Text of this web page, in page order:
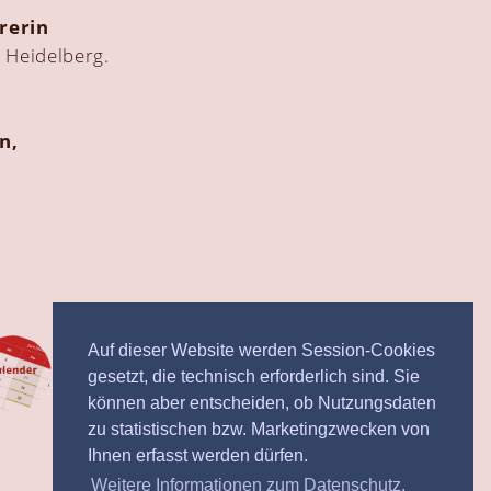
Auf dieser Website werden Session-Cookies
gesetzt, die technisch erforderlich sind. Sie
können aber entscheiden, ob Nutzungsdaten
zu statistischen bzw. Marketingzwecken von
Ihnen erfasst werden dürfen.
Weitere Informationen zum Datenschutz.
Heidelberg.